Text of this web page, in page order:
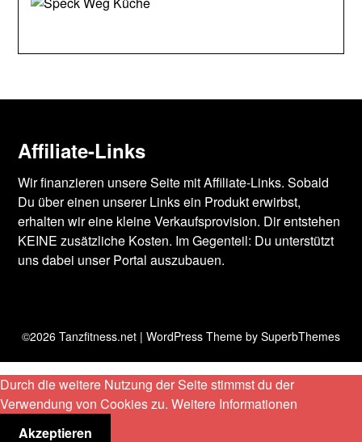
Affiliate-Links
Wir finanzieren unsere Seite mit Affiliate-Links. Sobald
Du über einen unserer Links ein Produkt erwirbst,
erhalten wir eine kleine Verkaufsprovision. Dir entstehen
KEINE zusätzliche Kosten. Im Gegenteil: Du unterstützt
uns dabei unser Portal auszubauen.
©2026 Tanzfitness.net | WordPress Theme by SuperbThemes
Durch die weitere Nutzung der Seite stimmst du der
Verwendung von Cookies zu. Weitere Informationen
Akzeptieren